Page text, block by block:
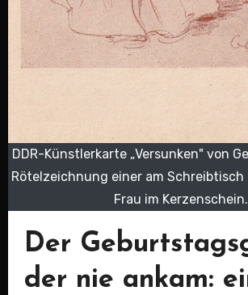
DDR-Künstlerkarte „Versunken" von
Rötelzeichnung einer am
Frau im Kerzenschein.
Der
der nie ankam: